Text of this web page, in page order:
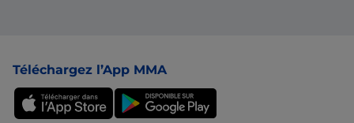
Téléchargez l’App MMA